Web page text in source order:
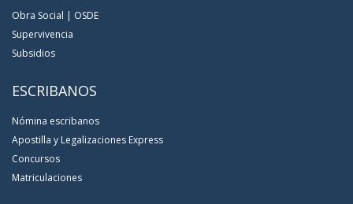
Obra Social | OSDE
Supervivencia
Subsidios
ESCRIBANOS
Nómina escribanos
Apostilla y Legalizaciones Express
Concursos
Matriculaciones